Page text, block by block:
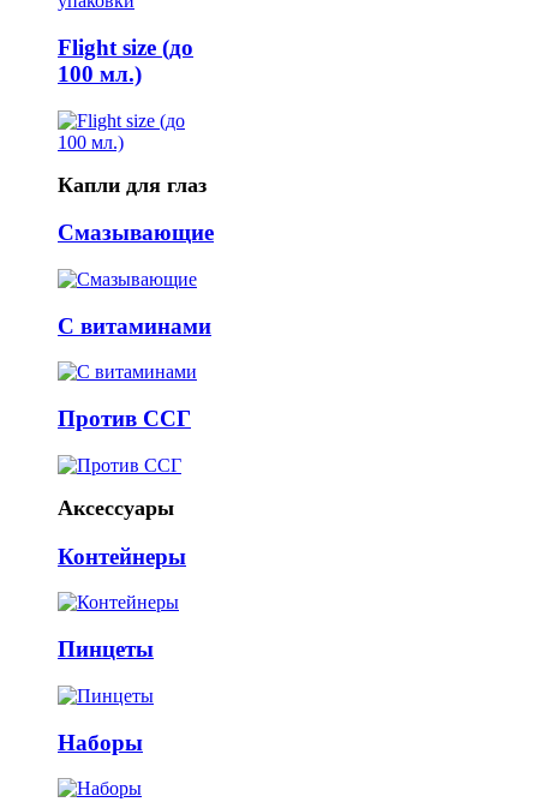
Flight size (до
100 мл.)
Капли для глаз
Смазывающие
С витаминами
Против ССГ
Аксессуары
Контейнеры
Пинцеты
Наборы